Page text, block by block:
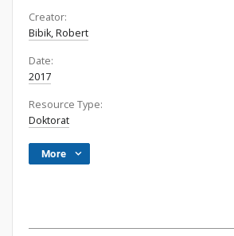
Creator:
Bibik, Robert
Date:
2017
Resource Type:
Doktorat
More